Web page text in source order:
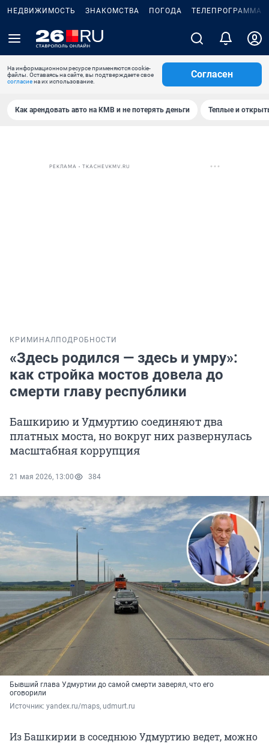
НЕДВИЖИМОСТЬ ЗНАКОМСТВА ПОГОДА ТЕЛЕПРОГРАММА
На информационном ресурсе применяются cookie-
файлы. Оставаясь на сайте, вы подтверждаете свое
согласиена их использование.
Согласен
Как арендовать авто на КМВ и не потерять деньги Теплые и
РЕКЛАМА • TKACHEVKMV.RU
КРИМИНАЛ ПОДРОБНОСТИ
«Здесь родился — здесь и умру»:
как стройка мостов довела до
смерти главу республики
Башкирию и Удмуртию соединяют два
платных моста, но вокруг них развернулась
масштабная коррупция
21 мая 2026, 13:00 384
Бывший глава Удмуртии до самой смерти заверял, что его
оговорили
Источник: yandex.ru/maps, udmurt.ru
Из Башкирии в соседнюю Удмуртию ведет, можно